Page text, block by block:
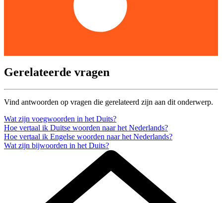
Gerelateerde vragen
Vind antwoorden op vragen die gerelateerd zijn aan dit onderwerp.
Wat zijn voegwoorden in het Duits?
Hoe vertaal ik Duitse woorden naar het Nederlands?
Hoe vertaal ik Engelse woorden naar het Nederlands?
Wat zijn bijwoorden in het Duits?